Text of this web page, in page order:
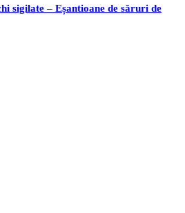
sigilate – Eșantioane de săruri de